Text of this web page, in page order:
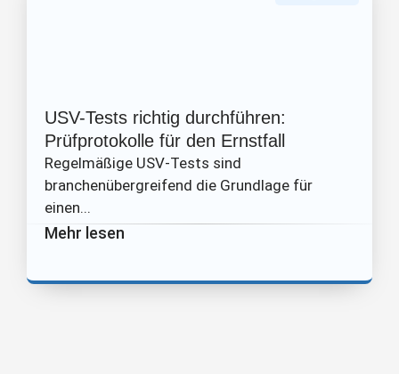
USV-Tests richtig durchführen:
Prüfprotokolle für den Ernstfall
Regelmäßige USV-Tests sind
branchenübergreifend die Grundlage für
einen...
Mehr lesen